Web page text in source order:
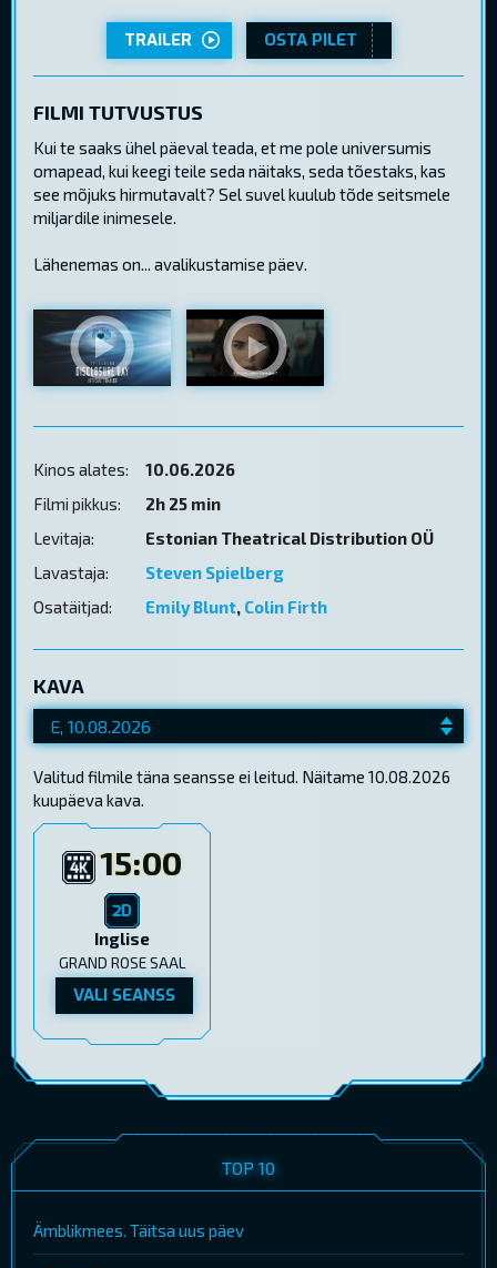
TRAILER OSTA PILET
FILMI TUTVUSTUS
Kui te saaks ühel päeval teada, et me pole universumis
omapead, kui keegi teile seda näitaks, seda tõestaks, kas
see mõjuks hirmutavalt? Sel suvel kuulub tõde seitsmele
miljardile inimesele.
Lähenemas on... avalikustamise päev.
Kinos alates:
10.06.2026
Filmi pikkus:
2h 25 min
Levitaja:
Estonian Theatrical Distribution OÜ
Lavastaja:
Steven Spielberg
Osatäitjad:
Emily Blunt, Colin Firth
KAVA
Valitud filmile täna seansse ei leitud. Näitame 10.08.2026
kuupäeva kava.
15:00
Inglise
GRAND ROSE SAAL
VALI SEANSS
TOP 10
Ämblikmees. Täitsa uus päev